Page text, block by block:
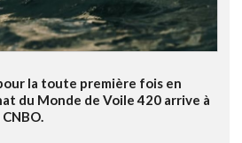
la toute première fois en
du Monde de Voile 420 arrive à